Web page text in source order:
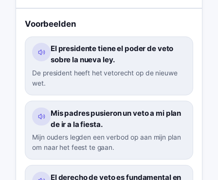
Voorbeelden
El presidente tiene el poder de veto
sobre la nueva ley.
De president heeft het vetorecht op de nieuwe
wet.
Mis padres pusieron un veto a mi plan
de ir a la fiesta.
Mijn ouders legden een verbod op aan mijn plan
om naar het feest te gaan.
El derecho de veto es fundamental en